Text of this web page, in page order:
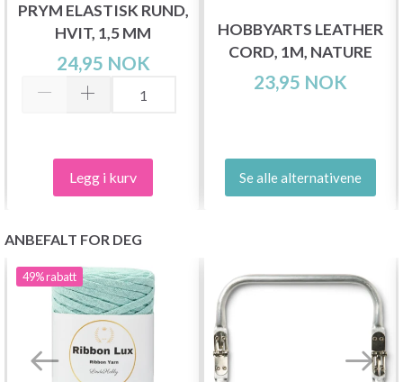
PRYM ELASTISK RUND,
HVIT, 1,5 MM
24,95 NOK
Legg i kurv
HOBBYARTS LEATHER
CORD, 1M, NATURE
23,95 NOK
Se alle alternativene
ANBEFALT FOR DEG
49%rabatt